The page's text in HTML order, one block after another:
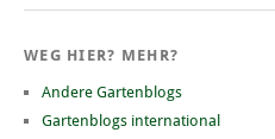
WEG HIER? MEHR?
Andere Gartenblogs
Gartenblogs international